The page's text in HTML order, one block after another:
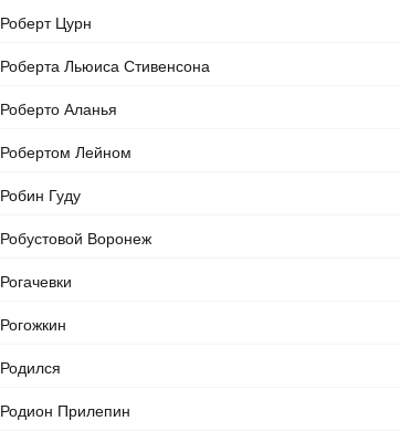
Роберт Цурн
Роберта Льюиса Стивенсона
Роберто Аланья
Робертом Лейном
Робин Гуду
Робустовой Воронеж
Рогачевки
Рогожкин
Родился
Родион Прилепин